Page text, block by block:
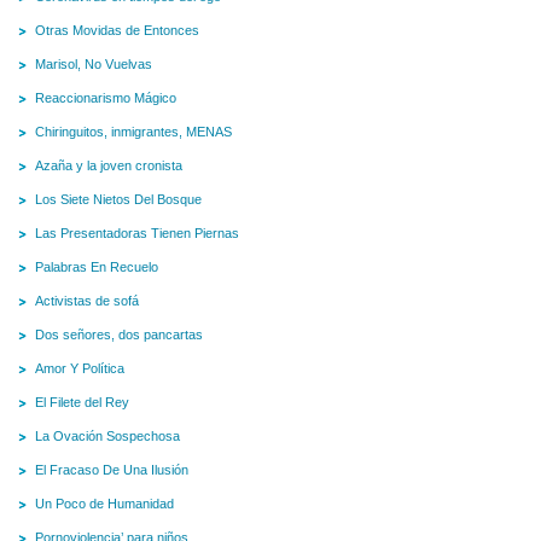
Otras Movidas de Entonces
Marisol, No Vuelvas
Reaccionarismo Mágico
Chiringuitos, inmigrantes, MENAS
Azaña y la joven cronista
Los Siete Nietos Del Bosque
Las Presentadoras Tienen Piernas
Palabras En Recuelo
Activistas de sofá
Dos señores, dos pancartas
Amor Y Política
El Filete del Rey
La Ovación Sospechosa
El Fracaso De Una Ilusión
Un Poco de Humanidad
Pornoviolencia’ para niños